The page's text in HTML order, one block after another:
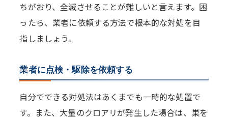
ちがおり、全滅させることが難しいと言えます。困
ったら、業者に依頼する方法で根本的な対処を目
指しましょう。
業者に点検・駆除を依頼する
自分でできる対処法はあくまでも一時的な処置で
す。また、大量のクロアリが発生した場合は、巣を